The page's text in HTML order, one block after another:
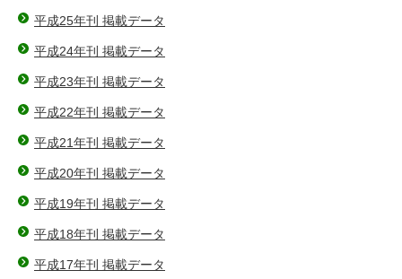
平成25年刊 掲載データ
平成24年刊 掲載データ
平成23年刊 掲載データ
平成22年刊 掲載データ
平成21年刊 掲載データ
平成20年刊 掲載データ
平成19年刊 掲載データ
平成18年刊 掲載データ
平成17年刊 掲載データ